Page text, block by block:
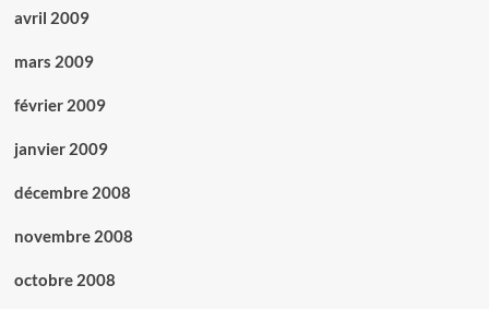
avril 2009
mars 2009
février 2009
janvier 2009
décembre 2008
novembre 2008
octobre 2008